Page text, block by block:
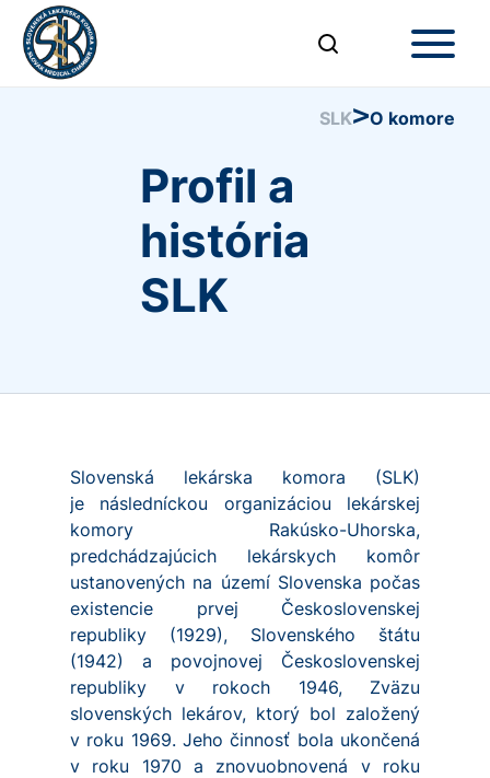
SLK>O komore
Profil a
história
SLK
Slovenská lekárska komora (SLK)
je následníckou organizáciou lekárskej
komory Rakúsko-Uhorska,
predchádzajúcich lekárskych komôr
ustanovených na území Slovenska počas
existencie prvej Československej
republiky (1929), Slovenského štátu
(1942) a povojnovej Československej
republiky v rokoch 1946, Zväzu
slovenských lekárov, ktorý bol založený
v roku 1969. Jeho činnosť bola ukončená
v roku 1970 a znovuobnovená v roku